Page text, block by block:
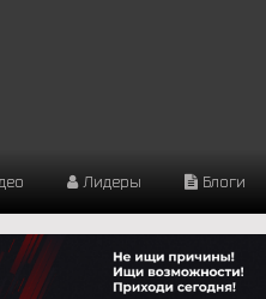
Лидеры Блоги